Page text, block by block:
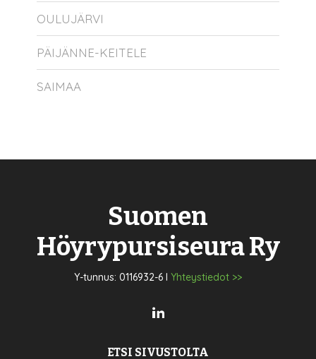
OULUJÄRVI
PÄIJÄNNE-KEITELE
SAIMAA
Suomen
Höyrypursiseura Ry
Y-tunnus: 0116932-6 I Yhteystiedot >>
ETSI SIVUSTOLTA